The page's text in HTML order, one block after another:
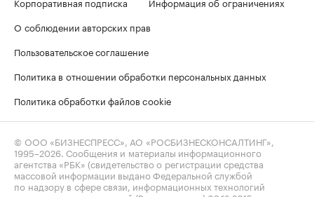
О соблюдении авторских прав
Пользовательское соглашение
Политика в отношении обработки персональных данных
Политика обработки файлов cookie
© ООО «БИЗНЕСПРЕСС», АО «РОСБИЗНЕСКОНСАЛТИНГ»,
1995–2026 . Сообщения и материалы информационного
агентства «РБК» (свидетельство о регистрации средства
массовой информации выдано Федеральной службой
по надзору в сфере связи, информационных технологий